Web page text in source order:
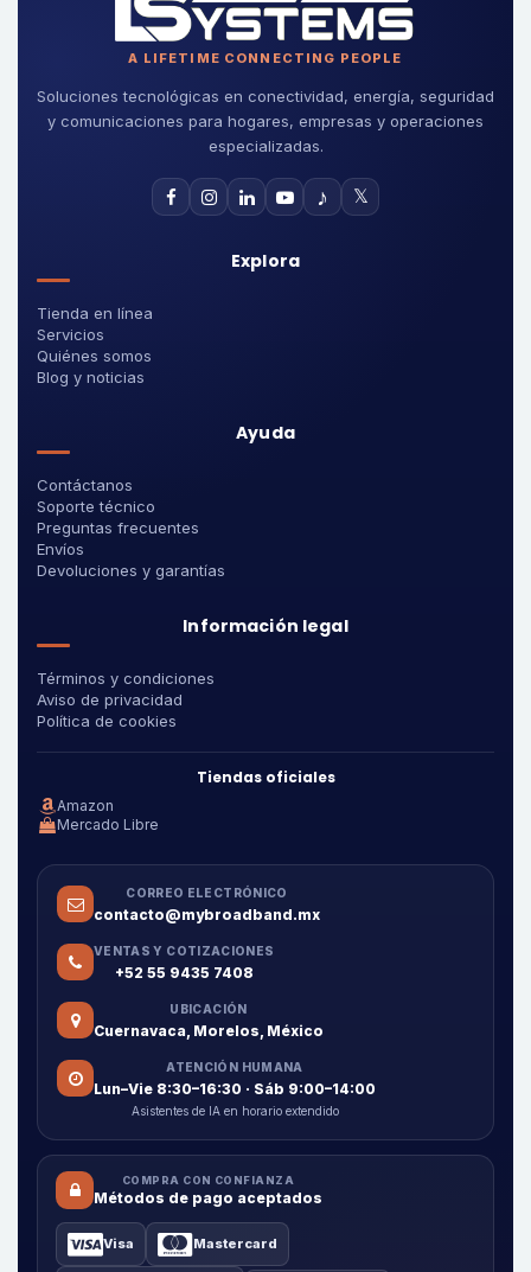
A LIFETIME CONNECTING PEOPLE
Soluciones tecnológicas en conectividad, energía, seguridad
y comunicaciones para hogares, empresas y operaciones
especializadas.
♪ 𝕏
Explora
Tienda en línea
Servicios
Quiénes somos
Blog y noticias
Ayuda
Contáctanos
Soporte técnico
Preguntas frecuentes
Envíos
Devoluciones y garantías
Información legal
Términos y condiciones
Aviso de privacidad
Política de cookies
Tiendas oficiales
Amazon
Mercado Libre
CORREO ELECTRÓNICO
contacto@mybroadband.mx
VENTAS Y COTIZACIONES
+52 55 9435 7408
UBICACIÓN
Cuernavaca, Morelos, México
ATENCIÓN HUMANA
Lun–Vie 8:30–16:30 · Sáb 9:00–14:00
Asistentes de IA en horario extendido
COMPRA CON CONFIANZA
Métodos de pago aceptados
Visa Mastercard